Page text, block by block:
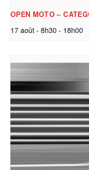
OPEN MOTO –
17 août - 8h30- 18h00